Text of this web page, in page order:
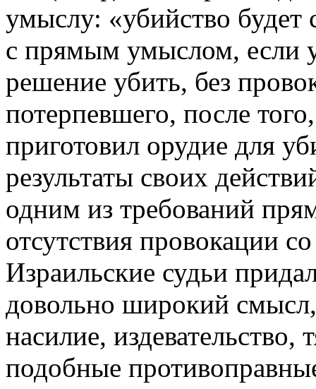
умыслу: «убийство будет
с прямым умыслом, если
решение убить, без
потерпевшего, после
приготовил орудие для
результаты своих
одним из требований
отсутствия провокации
Израильские судьи
довольно широкий
насилие, издевательство,
подобные